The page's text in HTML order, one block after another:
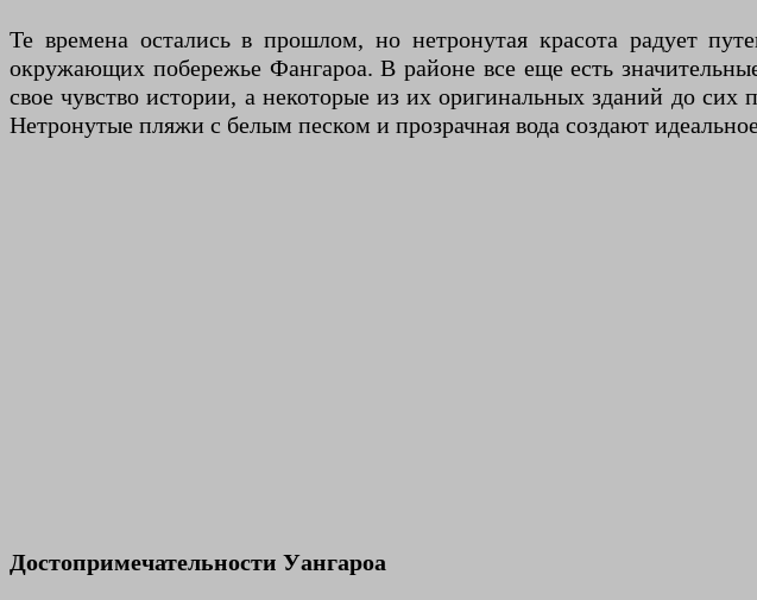
Те времена остались в прошлом, но нетронутая красота радует
окружающих побережье Фангароа. В районе все еще есть
свое чувство истории, а некоторые из их оригинальных зданий до
Нетронутые пляжи с белым песком и прозрачная вода создают
Достопримечательности Уангароа